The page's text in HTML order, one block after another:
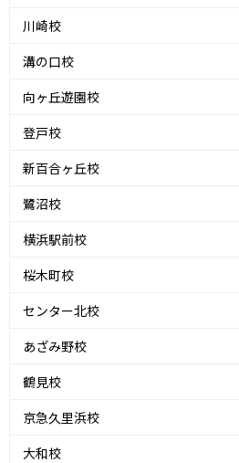
川崎校
溝の口校
向ヶ丘遊園校
登戸校
新百合ヶ丘校
鷺沼校
横浜駅前校
桜木町校
センター北校
あざみ野校
鶴見校
京急久里浜校
大和校